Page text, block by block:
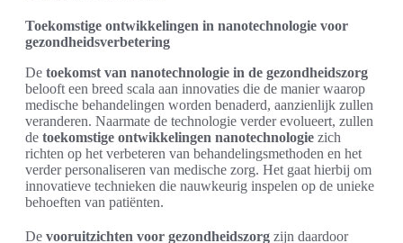
Toekomstige ontwikkelingen in nanotechnologie voor
gezondheidsverbetering
De toekomst van nanotechnologie in de gezondheidszorg
belooft een breed scala aan innovaties die de manier waarop
medische behandelingen worden benaderd, aanzienlijk zullen
veranderen. Naarmate de technologie verder evolueert, zullen
de toekomstige ontwikkelingen nanotechnologie zich
richten op het verbeteren van behandelingsmethoden en het
verder personaliseren van medische zorg. Het gaat hierbij om
innovatieve technieken die nauwkeurig inspelen op de unieke
behoeften van patiënten.
De vooruitzichten voor gezondheidszorg zijn daardoor